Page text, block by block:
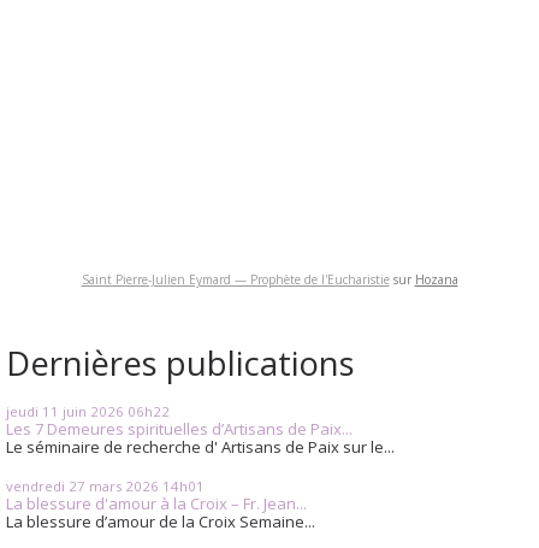
Saint Pierre-Julien Eymard — Prophète de l'Eucharistiesur Hozana
Dernières publications
jeudi 11 juin 2026 06h22
Les 7 Demeures spirituelles d’Artisans de Paix...
Le séminaire de recherche d' Artisans de Paix sur le...
vendredi 27 mars 2026 14h01
La blessure d'amour à la Croix – Fr. Jean...
La blessure d’amour de la Croix Semaine...